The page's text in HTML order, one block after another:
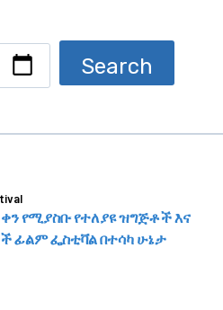
የሚያስቡ የተለያዩ ዝግጅቶች እና
ፊልም ፌስቲቫል በተሳካ ሁኔታ